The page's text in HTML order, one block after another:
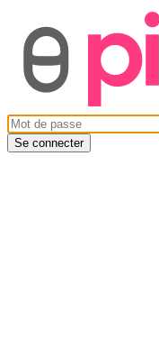
Se connecter